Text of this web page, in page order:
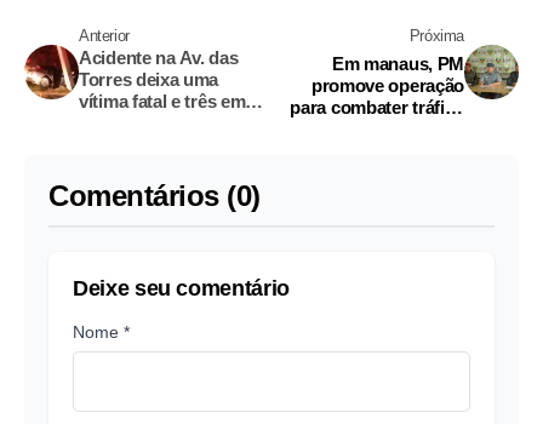
Anterior
Acidente na Av. das
Torres deixa uma
vítima fatal e três em
Próxima
Em manaus, PM
promove operação
para combater tráfico
Comentários (0)
Deixe seu comentário
Nome *